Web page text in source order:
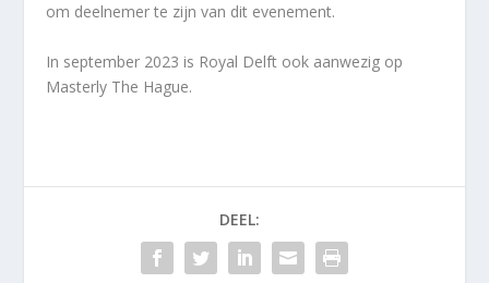
om deelnemer te zijn van dit evenement.
In september 2023 is Royal Delft ook aanwezig op
Masterly The Hague.
DEEL: